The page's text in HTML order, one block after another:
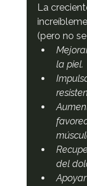
La
(pero no
la piel.
del